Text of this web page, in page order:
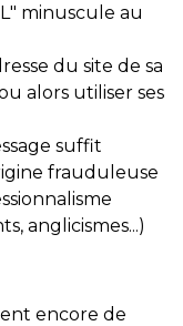
minuscule au
du site de sa
alors utiliser ses
suffit
frauduleuse
anglicismes...)
encore de